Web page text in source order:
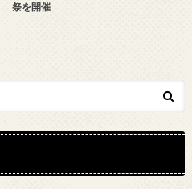
祭を開催